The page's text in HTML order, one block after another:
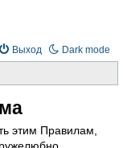
Dark mode
Выход
этим Правилам,